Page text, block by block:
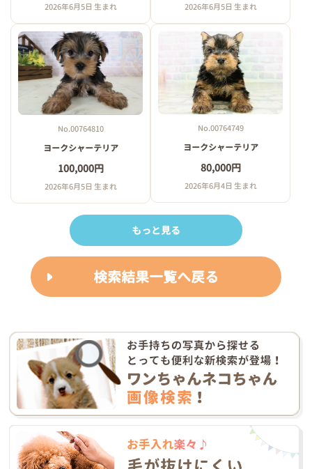
2026年6月5日 生まれ 2026年6月5日 生まれ
No.00764810
ヨークシャーテリア
100,000円
2026年6月5日 生まれ
No.00764749
ヨークシャーテリア
80,000円
2026年6月4日 生まれ
もっと見る
検索結果一覧へ戻る